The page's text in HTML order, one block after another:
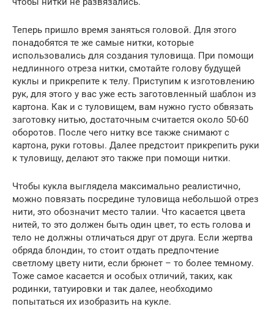
Теперь пришло время заняться головой. Для этого
понадобятся те же самые нитки, которые
использовались для создания туловища. При помощи
недлинного отреза нитки, смотайте голову будущей
куклы и прикрепите к телу. Приступим к изготовлению
рук, для этого у вас уже есть заготовленный шаблон из
картона. Как и с туловищем, вам нужно густо обвязать
заготовку нитью, достаточным считается около 50-60
оборотов. После чего нитку все также снимают с
картона, руки готовы. Далее предстоит прикрепить руки
к туловищу, делают это также при помощи нитки.
Чтобы кукла выглядела максимально реалистично,
можно повязать посредине туловища небольшой отрез
нити, это обозначит место талии. Что касается цвета
нитей, то это должен быть один цвет, то есть голова и
тело не должны отличаться друг от друга. Если жертва
обряда блондин, то стоит отдать предпочтение
светлому цвету нити, если брюнет – то более темному.
Тоже самое касается и особых отличий, таких, как
родинки, татуировки и так далее, необходимо
попытаться их изобразить на кукле.